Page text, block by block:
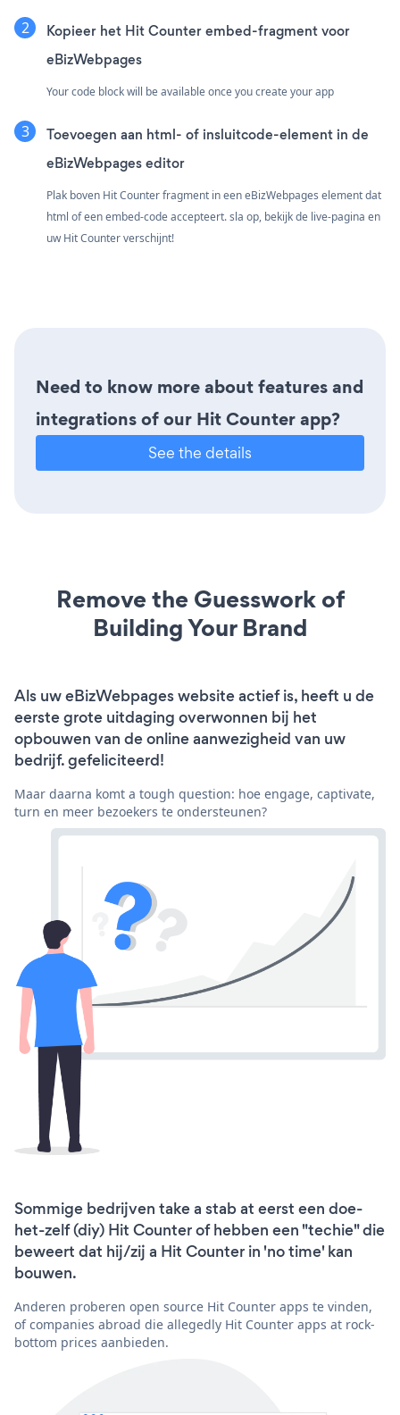
Kopieer het Hit Counter embed-fragment voor
eBizWebpages
Your code block will be available once you create your app
Toevoegen aan html- of insluitcode-element in de
eBizWebpages editor
Plak boven Hit Counter fragment in een eBizWebpages element dat
html of een embed-code accepteert. sla op, bekijk de live-pagina en
uw Hit Counter verschijnt!
Need to know more about features and
integrations of our Hit Counter app?
See the details
Remove the Guesswork of
Building Your Brand
Als uw eBizWebpages website actief is, heeft u de
eerste grote uitdaging overwonnen bij het
opbouwen van de online aanwezigheid van uw
bedrijf. gefeliciteerd!
Maar daarna komt a tough question: hoe engage, captivate,
turn en meer bezoekers te ondersteunen?
Sommige bedrijven take a stab at eerst een doe-
het-zelf (diy) Hit Counter of hebben een "techie" die
beweert dat hij/zij a Hit Counter in 'no time' kan
bouwen.
Anderen proberen open source Hit Counter apps te vinden,
of companies abroad die allegedly Hit Counter apps at rock-
bottom prices aanbieden.